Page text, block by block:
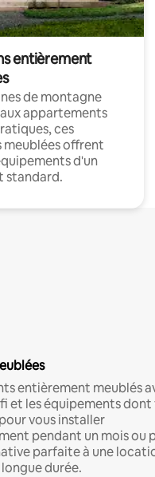
entièrement
de montagne
appartements
ces
offrent
d'un
standard.
entièrement meublés
et les équipements dont
vous installer
pendant un mois ou
parfaite à une
durée.